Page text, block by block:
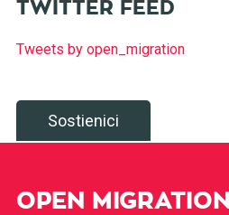
TWITTER FEED
Tweets by open_migration
Sostienici
OPEN MIGRATION